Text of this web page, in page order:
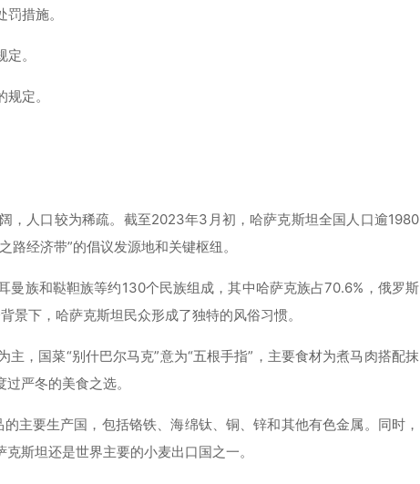
措施。
。
定。
，人口较为稀疏。截至2023年3月初，哈萨克斯坦全国人口逾1980
经济带”的倡议发源地和关键枢纽。
族和鞑靼族等约130个民族组成，其中哈萨克族占70.6%，俄罗斯
景下，哈萨克斯坦民众形成了独特的风俗习惯。
，国菜“别什巴尔马克”意为“五根手指”，主要食材为煮马肉搭配抹
严冬的美食之选。
主要生产国，包括铬铁、海绵钛、铜、锌和其他有色金属。同时，
斯坦还是世界主要的小麦出口国之一。